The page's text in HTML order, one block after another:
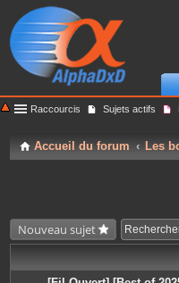
Raccourcis Sujets actifs
Accueil du forum Les
Nouveau sujet